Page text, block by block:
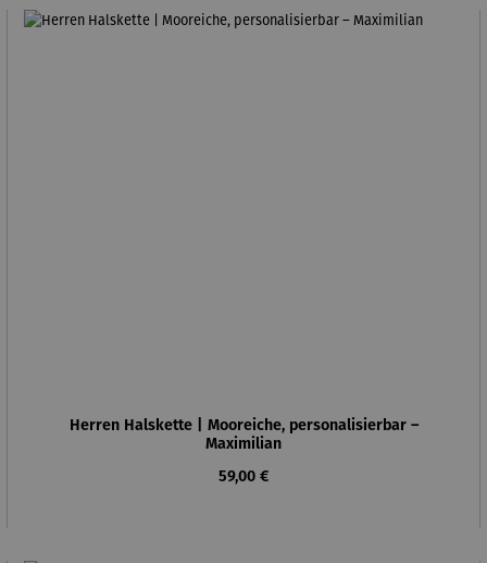
Herren Halskette | Mooreiche, personalisierbar –
Maximilian
Regulärer Preis:
59,00 €